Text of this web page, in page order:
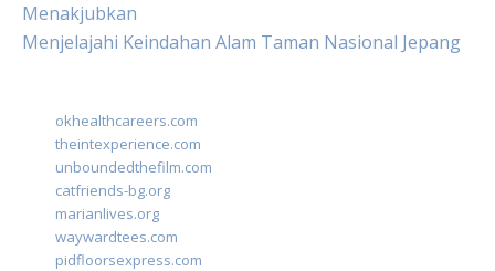
Menakjubkan
Menjelajahi Keindahan Alam Taman Nasional Jepang
okhealthcareers.com
theintexperience.com
unboundedthefilm.com
catfriends-bg.org
marianlives.org
waywardtees.com
pidfloorsexpress.com